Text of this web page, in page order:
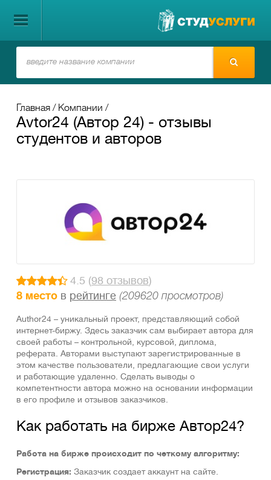
Главная Компании
Avtor24 (Автор 24) - отзывы
студентов и авторов
4.5 (98 отзывов)
8 место в рейтинге (209620 просмотров)
Author24 – уникальный проект, представляющий собой
интернет-биржу. Здесь заказчик сам выбирает автора для
своей работы – контрольной, курсовой, диплома,
реферата. Авторами выступают зарегистрированные в
этом качестве пользователи, предлагающие свои услуги
и работающие удаленно. Сделать выводы о
компетентности автора можно на основании информации
в его профиле и отзывов заказчиков.
Как работать на бирже Автор24?
Работа на бирже происходит по четкому алгоритму:
Регистрация: Заказчик создает аккаунт на сайте.